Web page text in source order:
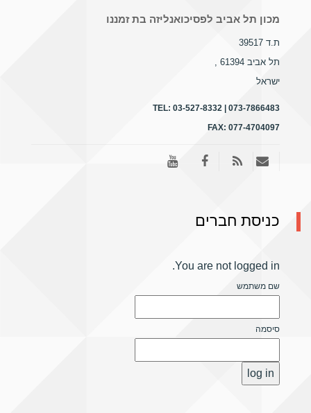
מכון תל אביב לפסיכואנליזה בת זמננו
ת.ד 39517
תל אביב 61394
,
ישראל
TEL: 03-527-8332 | 073-7866483
FAX: 077-4704097
כניסת חברים
You are not logged in.
שם משתמש
סיסמה